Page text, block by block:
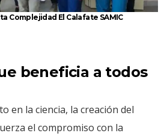
Complejidad El Calafate SAMIC
beneficia a todos
en la ciencia, la creación del
el compromiso con la